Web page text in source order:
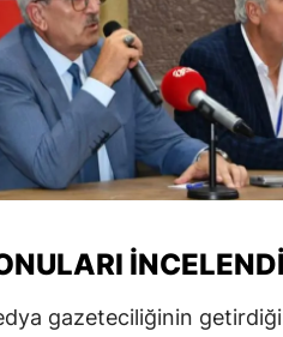
Konya
Manisa
İNCELENDI
gazeteciliğinin